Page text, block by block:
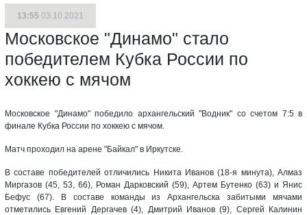
13:55 03.10.2021
Московское "Динамо" стало
победителем Кубка России по
хоккею с мячом
Московское "Динамо" победило архангельский "Водник" со счетом 7:5 в
финале Кубка России по хоккею с мячом.
Матч проходил на арене "Байкал" в Иркутске.
В составе победителей отличились Никита Иванов (18-я минута), Алмаз
Миргазов (45, 53, 66), Роман Дарковский (59), Артем Бутенко (63) и Янис
Бефус (67). В составе команды из Архангельска забитыми мячами
отметились Евгений Дергачев (4), Дмитрий Иванов (9), Сергей Калинин